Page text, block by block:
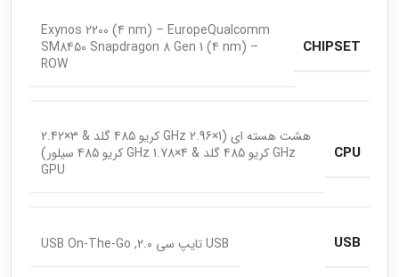
CHIPSET
Exynos 2200 (4 nm) – EuropeQualcomm
SM8450 Snapdragon 8 Gen 1 (4 nm) –
ROW
CPU
هشت هسته ای (1×2.96 GHz کریو 485 گلد & 3×2.42
GHz کریو 485 گلد & 4×1.78 GHz کریو 485 سیلور)
GPU
USB USB تایپ سی 2.0, USB On-The-Go